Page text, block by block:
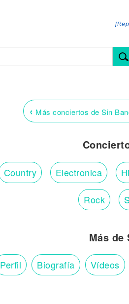
‹ Más conciertos de Sin
Country Electronica
Rock
Más de
Perfil Biografía Vídeos